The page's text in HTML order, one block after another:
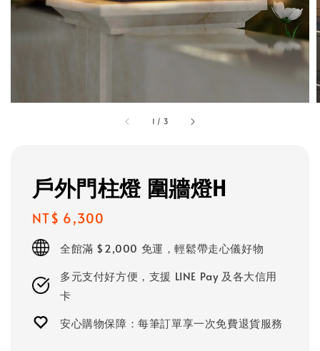
1 / 3
戶外門柱燈 圍牆燈H
Regular
price
NT$ 6,300
全館滿 $2,000 免運，輕鬆帶走心儀好物
多元支付好方便，支援 LINE Pay 及各大信用
卡
安心購物保障：每筆訂單享一次免費退貨服務